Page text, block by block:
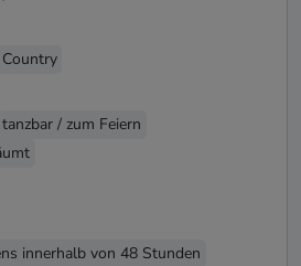
Country
tanzbar / zum Feiern
innerhalb von 48 Stunden